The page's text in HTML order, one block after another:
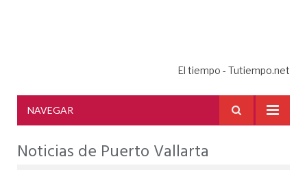
El tiempo - Tutiempo.net
NAVEGAR
Noticias de Puerto Vallarta